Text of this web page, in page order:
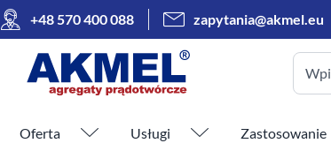
+48 570 400 088 zapytania@akmel.eu
Pomiń menu
Oferta Usługi Zastosowanie